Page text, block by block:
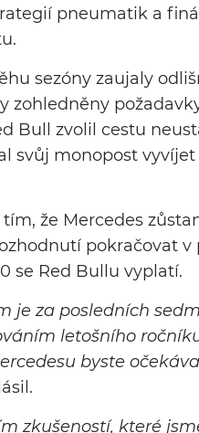
pneumatik a
sezóny zaujaly
zohledněny
Bull zvolil cestu
svůj monopost
že Mercedes
pokračovat
se Red Bullu vyplatí.
je za posledních
letošního
byste
zkušeností, které